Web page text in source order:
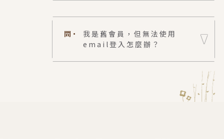
問・
我是舊會員，但無法使用
email登入怎麼辦？